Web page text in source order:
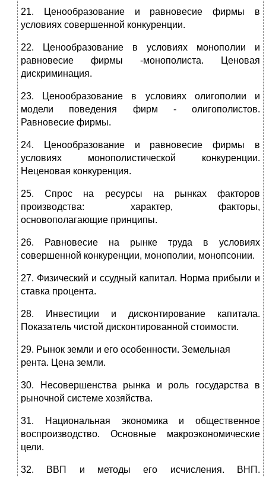
21. Ценообразование и равновесие фирмы в
условиях совершенной конкуренции.
22. Ценообразование в условиях монополии и
равновесие фирмы -монополиста. Ценовая
дискриминация.
23. Ценообразование в условиях олигополии и
модели поведения фирм - олигополистов.
Равновесие фирмы.
24. Ценообразование и равновесие фирмы в
условиях монополисти­ческой конкуренции.
Неценовая конкуренция.
25. Спрос на ресурсы на рынках факторов
производства: характер, факторы,
основополагающие принципы.
26. Равновесие на рынке труда в условиях
совершенной конкуренции, монополии, монопсонии.
27. Физический и ссудный капитал. Норма прибыли и
ставка процен­та.
28. Инвестиции и дисконтирование капитала.
Показатель чистой дис­контированной стоимости.
29. Рынок земли и его особенности. Земельная
рента. Цена земли.
30. Несовершенства рынка и роль государства в
рыночной системе хозяйства.
31. Национальная экономика и общественное
воспроизводство. Ос­новные макроэкономические
цели.
32. ВВП и методы его исчисления. ВНП.